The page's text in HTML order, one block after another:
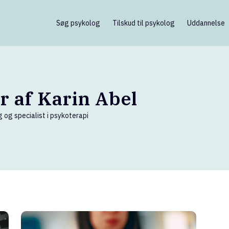
Søg psykolog Tilskud til psykolog Uddannelse
af Karin Abel
og specialist i psykoterapi